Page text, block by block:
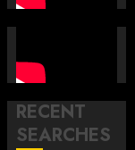
RECENT
SEARCHES